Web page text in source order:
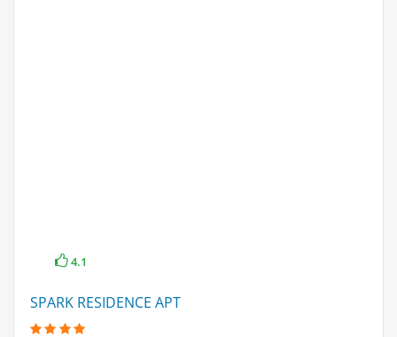
4.1
SPARK RESIDENCE APT